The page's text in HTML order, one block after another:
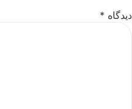
دیدگاه *